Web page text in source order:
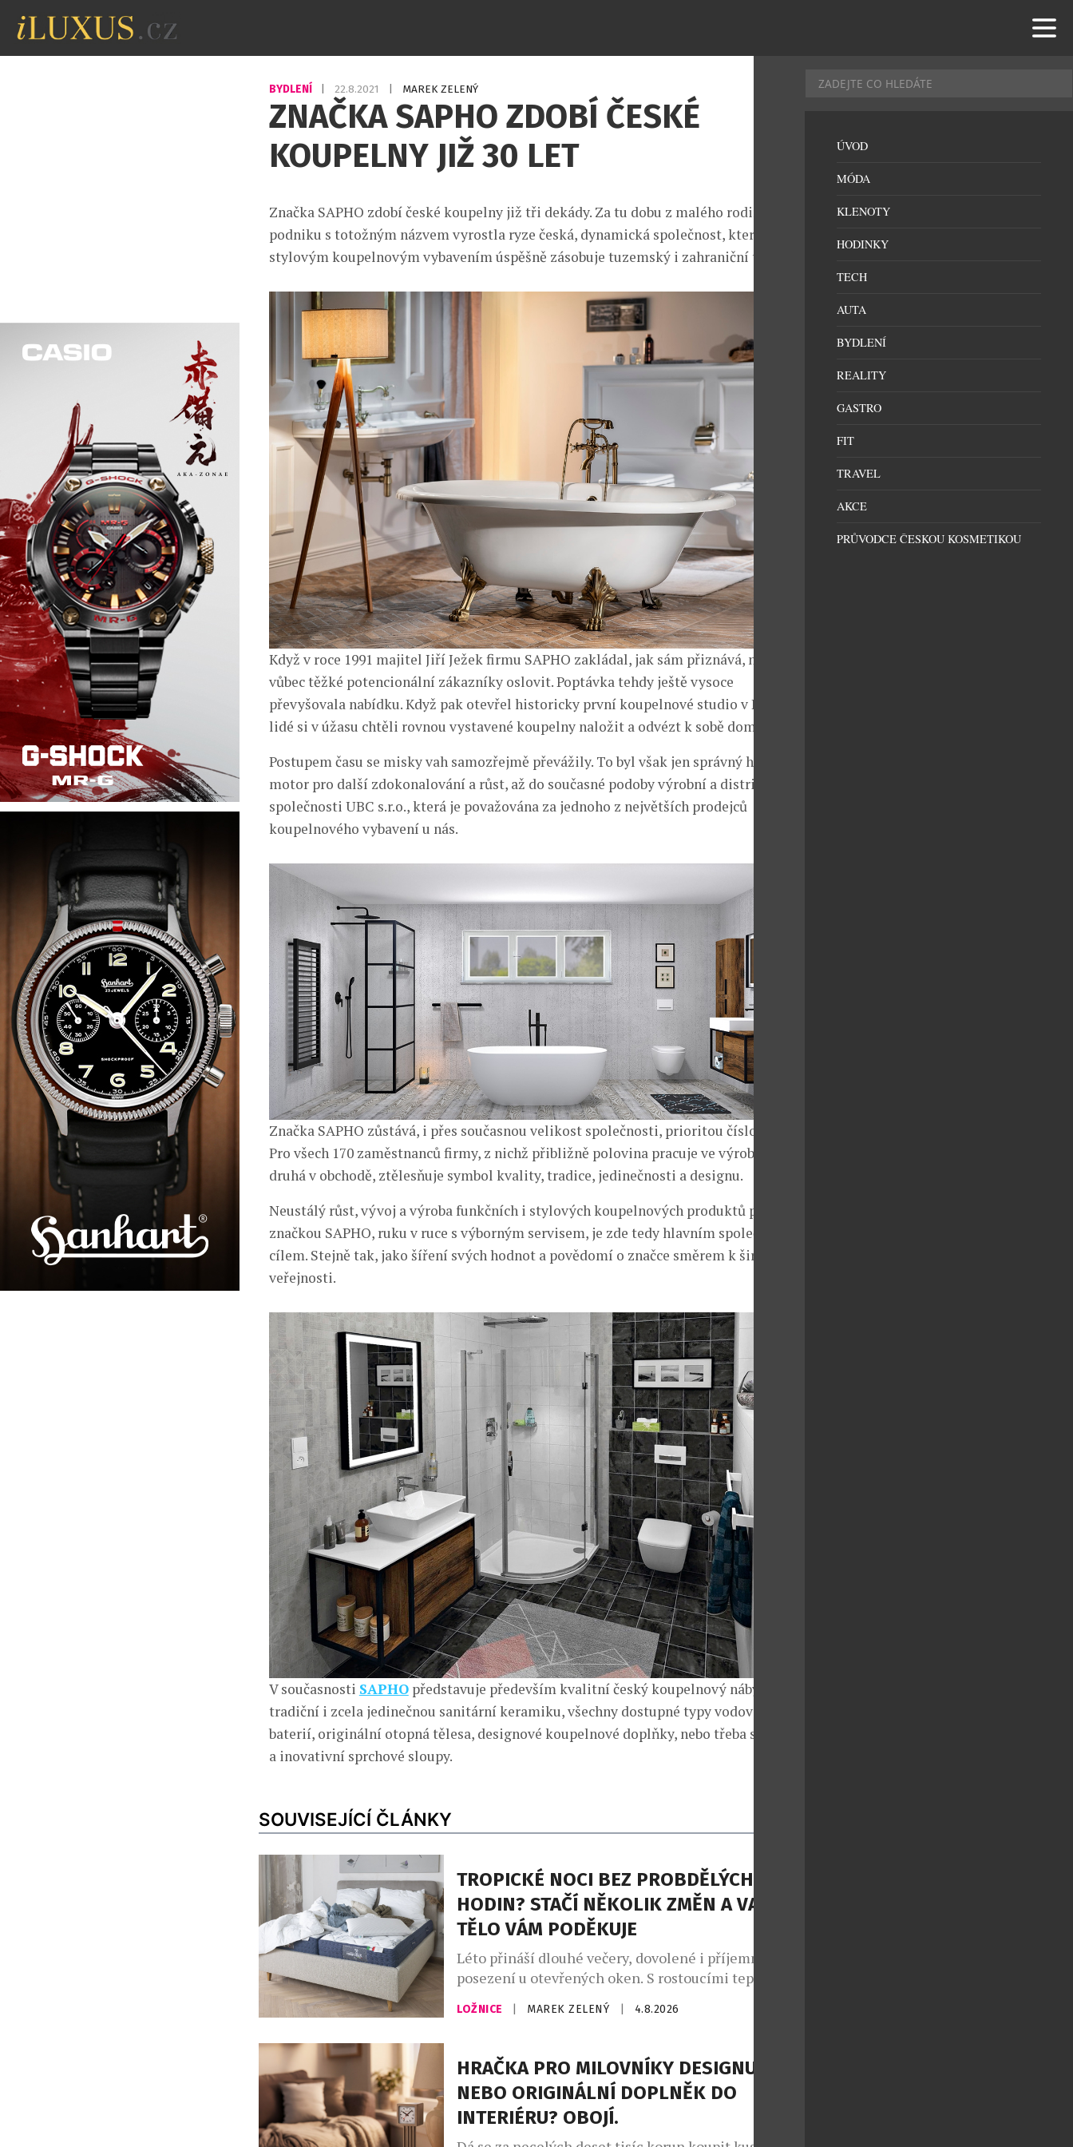
BYDLENÍ 22.8.2021 MAREK ZELENÝ
ZNAČKA SAPHO ZDOBÍ ČESKÉ
KOUPELNY JIŽ 30 LET
Značka SAPHO zdobí české koupelny již tři dekády. Za tu dobu z malého rodinného
podniku s totožným názvem vyrostla ryze česká, dynamická společnost, která svým
stylovým koupelnovým vybavením úspěšně zásobuje tuzemský i zahraniční trh.
Když v roce 1991 majitel Jiří Ježek firmu SAPHO zakládal, jak sám přiznává, nebylo
vůbec těžké potencionální zákazníky oslovit. Poptávka tehdy ještě vysoce
převyšovala nabídku. Když pak otevřel historicky první koupelnové studio v Praze,
lidé si v úžasu chtěli rovnou vystavené koupelny naložit a odvézt k sobě domů.
Postupem času se misky vah samozřejmě převážily. To byl však jen správný hnací
motor pro další zdokonalování a růst, až do současné podoby výrobní a distribuční
společnosti UBC s.r.o., která je považována za jednoho z největších prodejců
koupelnového vybavení u nás.
Značka SAPHO zůstává, i přes současnou velikost společnosti, prioritou číslo jedna.
Pro všech 170 zaměstnanců firmy, z nichž přibližně polovina pracuje ve výrobě a
druhá v obchodě, ztělesňuje symbol kvality, tradice, jedinečnosti a designu.
Neustálý růst, vývoj a výroba funkčních i stylových koupelnových produktů pod
značkou SAPHO, ruku v ruce s výborným servisem, je zde tedy hlavním společným
cílem. Stejně tak, jako šíření svých hodnot a povědomí o značce směrem k široké
veřejnosti.
V současnosti SAPHOpředstavuje především kvalitní český koupelnový nábytek,
tradiční i zcela jedinečnou sanitární keramiku, všechny dostupné typy vodovodních
baterií, originální otopná tělesa, designové koupelnové doplňky, nebo třeba stylové
a inovativní sprchové sloupy.
SOUVISEJÍCÍ ČLÁNKY
TROPICKÉ NOCI BEZ PROBDĚLÝCH
HODIN? STAČÍ NĚKOLIK ZMĚN A VAŠE
TĚLO VÁM PODĚKUJE
Léto přináší dlouhé večery, dovolené i příjemné
posezení u otevřených oken. S rostoucími teplotami
ale přichází i méně vítaná stránka horkých dnů –
neklidné noci. Převalování v posteli, pocení nebo
A ráno? Místo odpočinku přichází únava. Vysoké
teploty totiž ovlivňují nejen to, jak rychle usínáme,
ale i […]
LOŽNICE MAREK ZELENÝ 4.8.2026
HRAČKA PRO MILOVNÍKY DESIGNU?
NEBO ORIGINÁLNÍ DOPLNĚK DO
INTERIÉRU? OBOJÍ.
ÚVOD
MÓDA
KLENOTY
HODINKY
TECH
AUTA
BYDLENÍ
REALITY
GASTRO
FIT
TRAVEL
AKCE
PRŮVODCE ČESKOU KOSMETIKOU